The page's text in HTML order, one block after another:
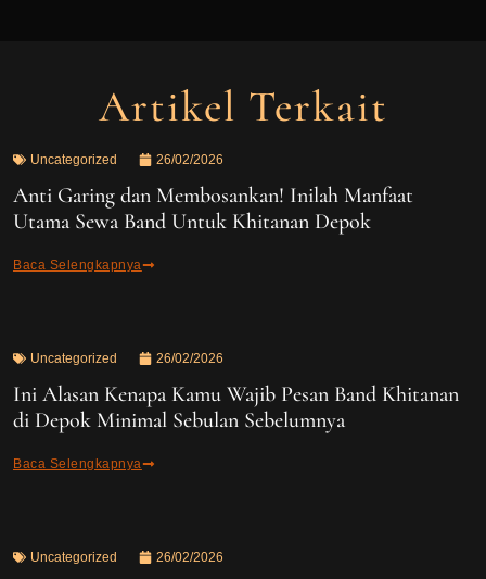
Artikel Terkait
Uncategorized 26/02/2026
Anti Garing dan Membosankan! Inilah Manfaat
Utama Sewa Band Untuk Khitanan Depok
Baca Selengkapnya
Uncategorized 26/02/2026
Ini Alasan Kenapa Kamu Wajib Pesan Band Khitanan
di Depok Minimal Sebulan Sebelumnya
Baca Selengkapnya
Uncategorized 26/02/2026